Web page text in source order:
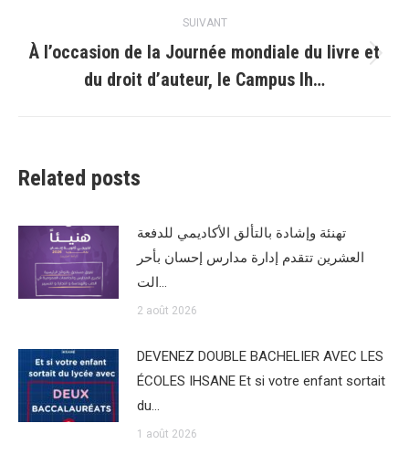
SUIVANT
Article
suivant
À l’occasion de la Journée mondiale du livre et
du droit d’auteur, le Campus Ih…
Related posts
تهنئة وإشادة بالتألق الأكاديمي للدفعة
العشرين تتقدم إدارة مدارس إحسان بأحر
الت…
2 août 2026
DEVENEZ DOUBLE BACHELIER AVEC LES
ÉCOLES IHSANE Et si votre enfant sortait
du…
1 août 2026